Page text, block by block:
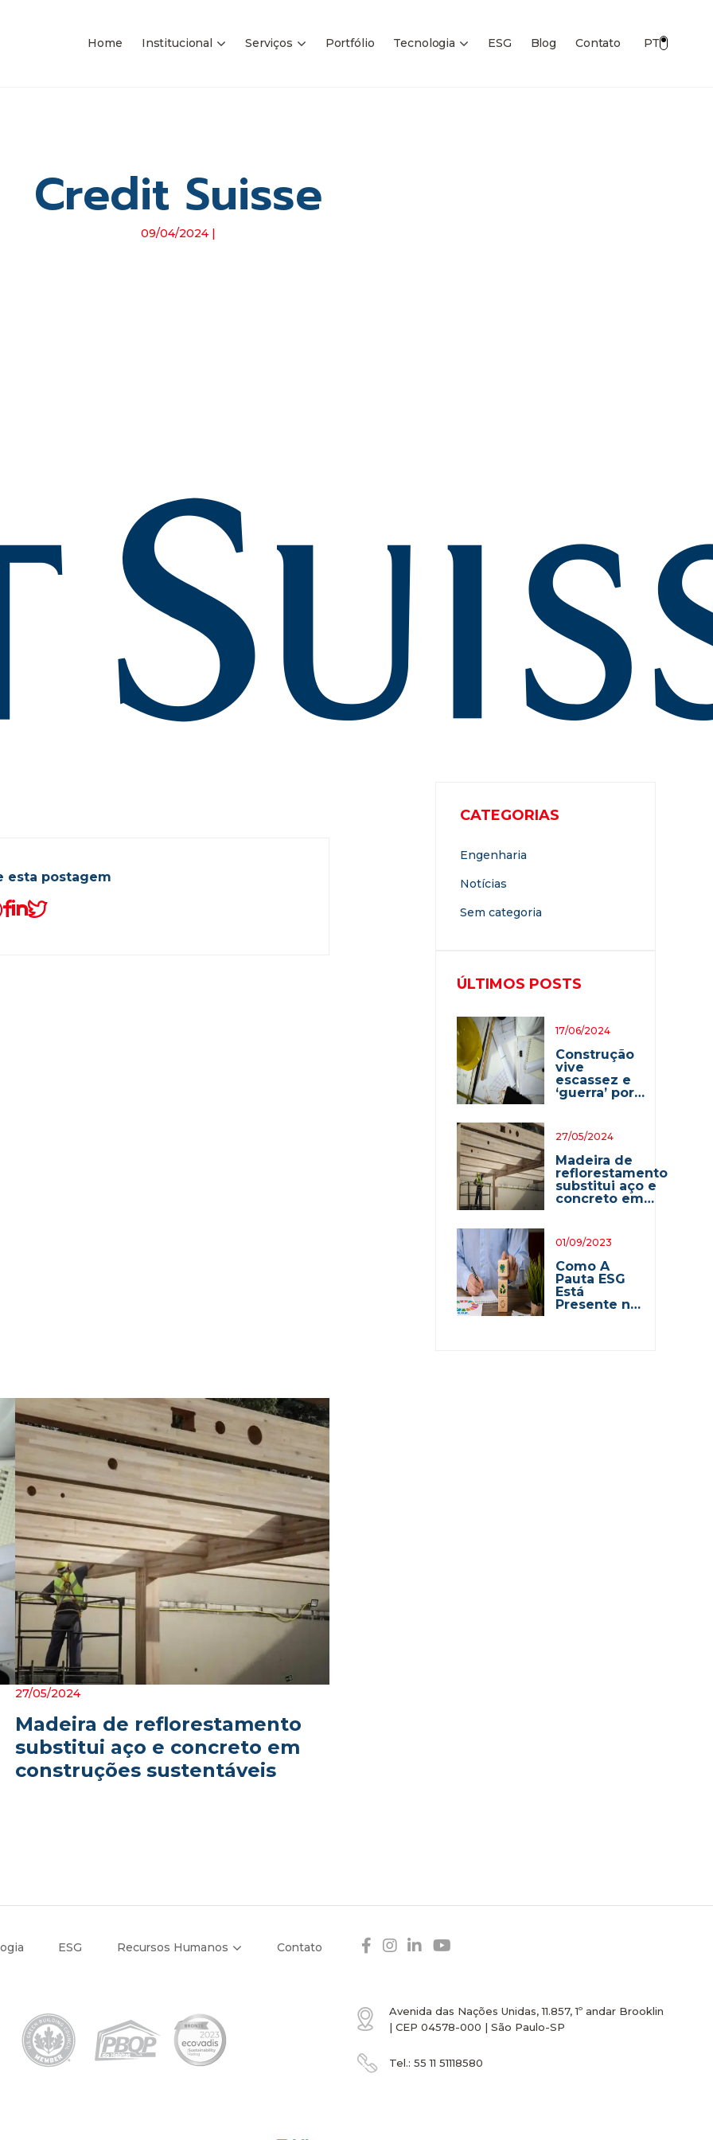
Home Institucional Serviços Portfólio Tecnologia ESG Blog Contato
Credit Suisse
09/04/2024 |
esta postagem
CATEGORIAS
Engenharia
Notícias
Sem categoria
ÚLTIMOS POSTS
17/06/2024
Construção
vive
escassez e
‘guerra’ por
27/05/2024
Madeira de
reflorestamento
substitui aço e
concreto em
01/09/2023
Como A
Pauta ESG
Está
Presente na
27/05/2024
Madeira de reflorestamento
substitui aço e concreto em
construções sustentáveis
ESG Recursos Humanos Contato
Avenida das Nações Unidas, 11.857, 1º andar Brooklin
| CEP 04578-000 | São Paulo-SP
Tel.: 55 11 51118580